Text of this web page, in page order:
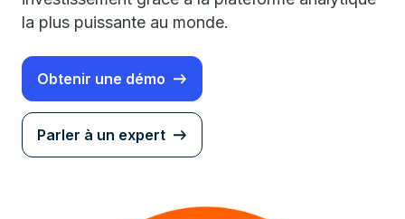
la plus puissante au monde.
Obtenir une démo
Parler à un expert